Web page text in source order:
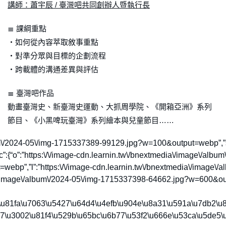
講師：蕭宇辰 / 臺灣吧共同創辦人暨執行長
≣ 課綱重點
・如何從內容萃取敘事重點
・對準分眾與目標的企劃流程
・跨載體的溝通差異與評估
≣ 臺灣吧作品
動畫臺灣史、新臺灣史運動、大抓周學院、《開箱亞洲》系列
節目、《小黑啤玩臺灣》系列繪本與兒童節目……
05\/img-1715337389-
\/image-cdn.learnin.tw\/bnextmedia\/image\/
\/image-cdn.learnin.tw\/bnextmedia\/
album\/2024-05\/img-1715337398-